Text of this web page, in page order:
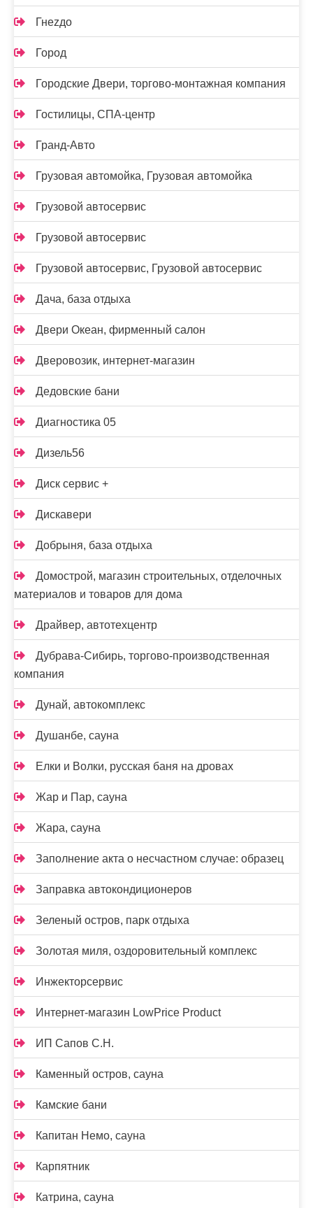
Гнеzдо
Город
Городские Двери, торгово-монтажная компания
Гостилицы, СПА-центр
Гранд-Авто
Грузовая автомойка, Грузовая автомойка
Грузовой автосервис
Грузовой автосервис
Грузовой автосервис, Грузовой автосервис
Дача, база отдыха
Двери Океан, фирменный салон
Дверовозик, интернет-магазин
Дедовские бани
Диагностика 05
Дизель56
Диск сервис +
Дискавери
Добрыня, база отдыха
Домострой, магазин строительных, отделочных
материалов и товаров для дома
Драйвер, автотехцентр
Дубрава-Сибирь, торгово-производственная
компания
Дунай, автокомплекс
Душанбе, сауна
Елки и Волки, русская баня на дровах
Жар и Пар, сауна
Жара, сауна
Заполнение акта о несчастном случае: образец
Заправка автокондиционеров
Зеленый остров, парк отдыха
Золотая миля, оздоровительный комплекс
Инжекторсервис
Интернет-магазин LowPrice Product
ИП Сапов С.Н.
Каменный остров, сауна
Камские бани
Капитан Немо, сауна
Карпятник
Катрина, сауна